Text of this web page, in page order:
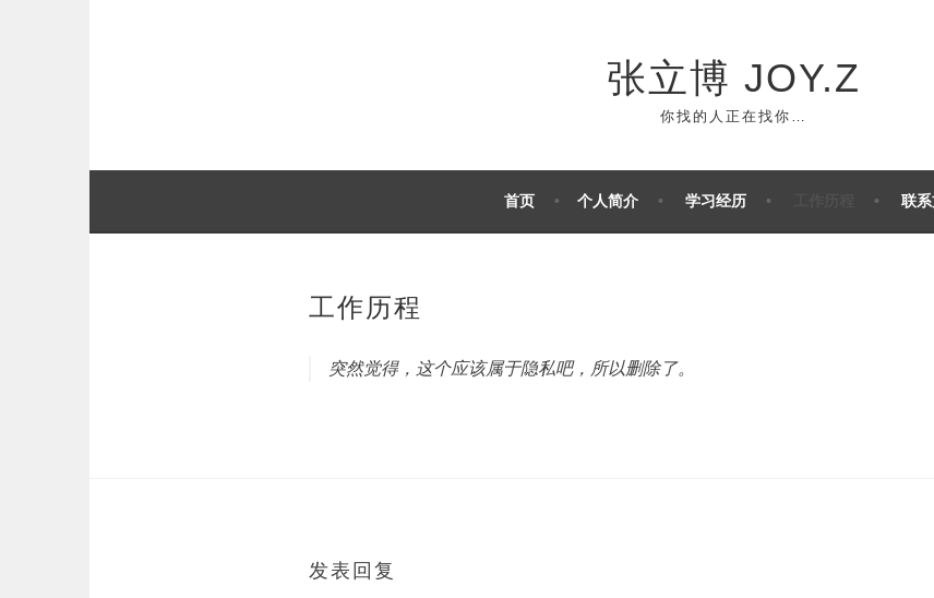
张立博 JOY.Z
你找的人正在找你…
首页 个人简介 学习经历 联
工作历程
突然觉得，这个应该属于隐私吧，所以删除了。
发表回复